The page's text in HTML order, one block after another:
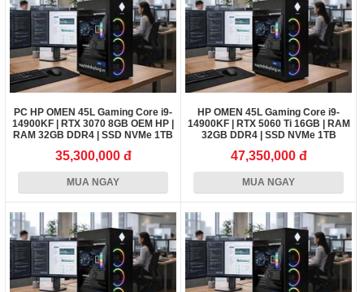
PC HP OMEN 45L Gaming Core i9-
14900KF | RTX 3070 8GB OEM HP |
RAM 32GB DDR4 | SSD NVMe 1TB
35,300,000 đ
MUA NGAY
HP OMEN 45L Gaming Core i9-
14900KF | RTX 5060 Ti 16GB | RAM
32GB DDR4 | SSD NVMe 1TB
47,350,000 đ
MUA NGAY